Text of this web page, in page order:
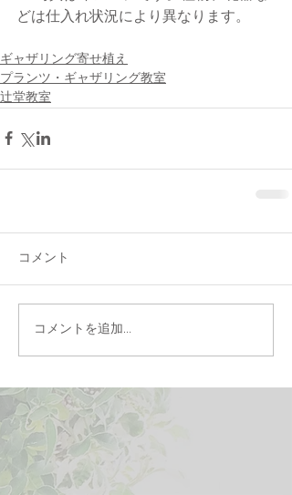
どは仕入れ状況により異なります。
ギャザリング寄せ植え
プランツ・ギャザリング教室
辻堂教室
コメント
コメントを追加…